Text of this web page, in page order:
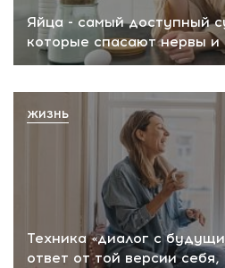
Яйца - самый доступный
которые спасают нервы и
Техника «диалог с
ответ от той версии
ЖИЗНЬ